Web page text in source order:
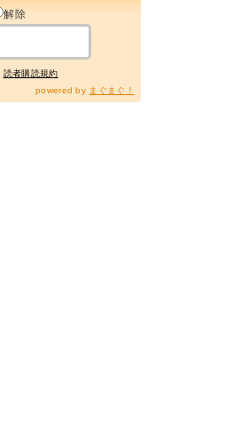
解除
読者購読規約
powered by まぐまぐ！